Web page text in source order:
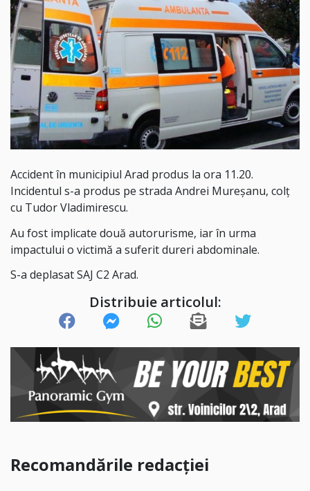
Accident în municipiul Arad produs la ora 11.20.
Incidentul s-a produs pe strada Andrei Mureșanu, colț
cu Tudor Vladimirescu.
Au fost implicate două autorurisme, iar în urma
impactului o victimă a suferit dureri abdominale.
S-a deplasat SAJ C2 Arad.
Distribuie articolul:
Recomandările redacției